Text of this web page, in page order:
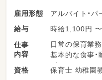
雇用形態
アルバイト・パ
給与
時給1,100円 〜
仕事
内容
日常の保育業
基本的な食事・
が、
職員が子ども
資格